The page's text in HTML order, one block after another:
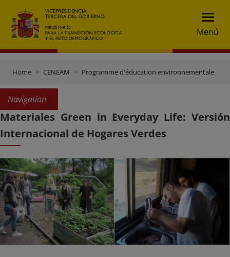
Menú
Home CENEAM Programme d'éducation environnementale
Navigation
Materiales Green in Everyday Life: Versión
Internacional de Hogares Verdes